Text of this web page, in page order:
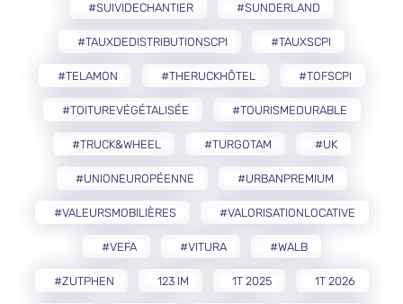
#SUIVIDECHANTIER #SUNDERLAND
#TAUXDEDISTRIBUTIONSCPI #TAUXSCPI
#TELAMON #THERUCKHÔTEL #TOFSCPI
#TOITUREVÉGÉTALISÉE #TOURISMEDURABLE
#TRUCK&WHEEL #TURGOTAM #UK
#UNIONEUROPÉENNE #URBANPREMIUM
#VALEURSMOBILIÈRES #VALORISATIONLOCATIVE
#VEFA #VITURA #WALB
#ZUTPHEN 123 IM 1T 2025 1T 2026